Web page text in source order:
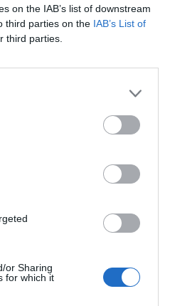
on the IAB’s list of downstream
third parties on the IAB’s List of
third parties.
or Sharing
for which it